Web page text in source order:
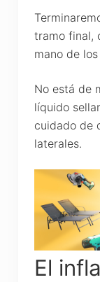
tramo final,
mano de
No está de
líquido
cuidado de
laterales.
El